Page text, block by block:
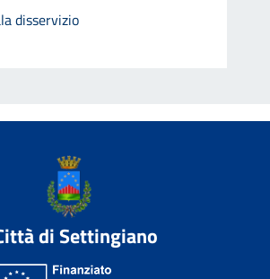
disservizio
di Settingiano